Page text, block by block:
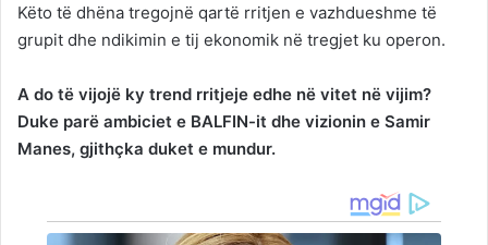
Këto të dhëna tregojnë qartë rritjen e vazhdueshme të
grupit dhe ndikimin e tij ekonomik në tregjet ku operon.
A do të vijojë ky trend rritjeje edhe në vitet në vijim?
Duke parë ambiciet e BALFIN-it dhe vizionin e Samir
Manes, gjithçka duket e mundur.